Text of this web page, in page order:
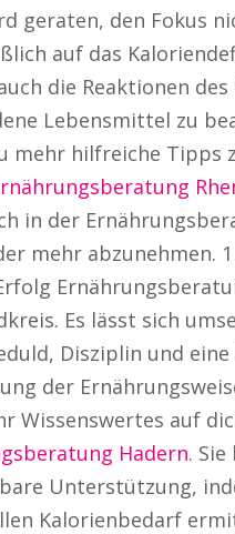
geraten, den Fokus
auf das
die Reaktionen
Lebensmittel zu
mehr hilfreiche Tipps
in der
mehr abzunehmen.
Es lässt sich
Disziplin und
der
Wissenswertes auf
Hadern.
Unterstützung,
Kalorienbedarf